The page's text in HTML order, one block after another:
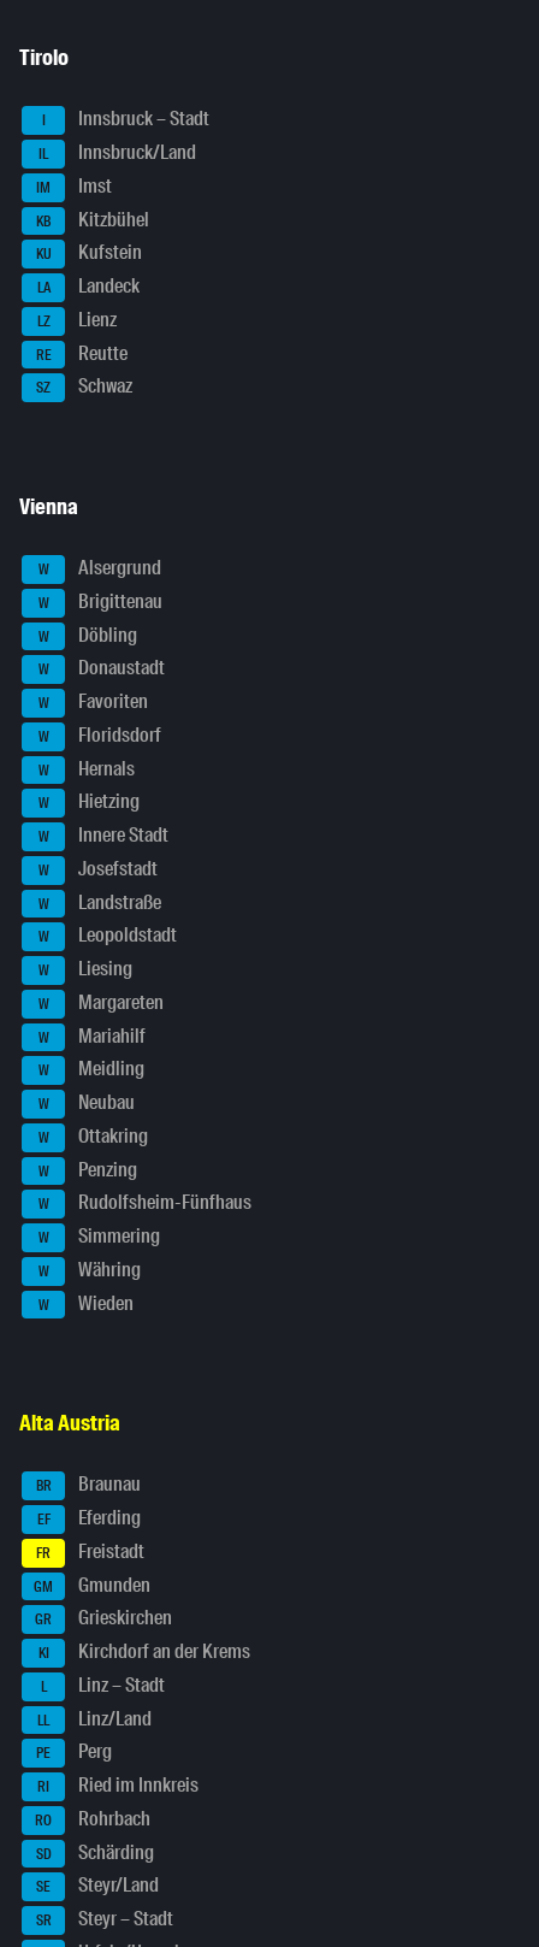
Tirolo
I Innsbruck – Stadt
IL Innsbruck/Land
IM Imst
KB Kitzbühel
KU Kufstein
LA Landeck
LZ Lienz
RE Reutte
SZ Schwaz
Vienna
W Alsergrund
W Brigittenau
W Döbling
W Donaustadt
W Favoriten
W Floridsdorf
W Hernals
W Hietzing
W Innere Stadt
W Josefstadt
W Landstraße
W Leopoldstadt
W Liesing
W Margareten
W Mariahilf
W Meidling
W Neubau
W Ottakring
W Penzing
W Rudolfsheim-Fünfhaus
W Simmering
W Währing
W Wieden
Alta Austria
BR Braunau
EF Eferding
FR Freistadt
GM Gmunden
GR Grieskirchen
KI Kirchdorf an der Krems
L Linz – Stadt
LL Linz/Land
PE Perg
RI Ried im Innkreis
RO Rohrbach
SD Schärding
SE Steyr/Land
SR Steyr – Stadt